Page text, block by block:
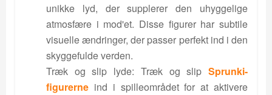
unikke lyd, der supplerer den uhyggelige
atmosfære i mod'et. Disse figurer har subtile
visuelle ændringer, der passer perfekt ind i den
skyggefulde verden.
Træk og slip lyde: Træk og slip Sprunki-
figurerne ind i spilleområdet for at aktivere